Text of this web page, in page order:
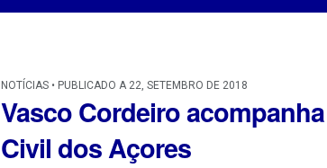
NOTÍCIAS • PUBLICADO A 22, SETEMBRO DE 2018
Vasco Cordeiro
Civil dos Açores